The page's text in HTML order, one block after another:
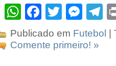
WhatsApp
Facebook
Twitter
Publicado em Futebol
|
Comente primeiro! »